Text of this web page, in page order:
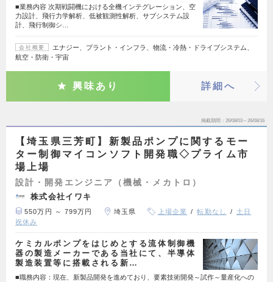
■業務内容 次期戦闘機における全機インテグレーション、空
力設計、飛行力学解析、低被観測性解析、サブシステム設
計、飛行制御シ…
会社概要
エナジー、プラント・インフラ、物流・冷熱・ドライブシステム、
航空・防衛・宇宙
興味あり 詳細へ
掲載期間 26/08/03～26/08/16
【埼玉県三芳町】新製品ポンプに関するモー
ター制御マイコンソフト開発職◇プライム市
場上場
設計・開発エンジニア（機械・メカトロ）
株式会社イワキ
550万円 ～ 799万円 埼玉県 上場企業 転勤なし
土日
祝休み
ケミカルポンプをはじめとする流体制御機
器の製造メーカーである当社にて、半導体
製造装置等に搭載される新…
■職務内容：現在、新製品開発を進めており、要素技術開発～試作～量産化への